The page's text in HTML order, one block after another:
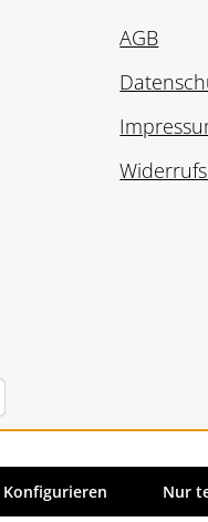
AGB
Nur
Konfigurieren